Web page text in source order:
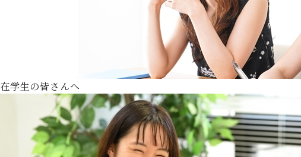
在学生の皆さんへ